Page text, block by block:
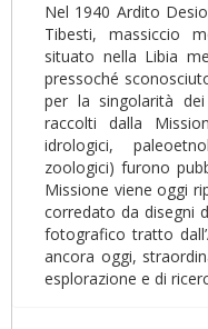
Nel 1940 Ardito
Tibesti, massiccio
situato nella Libia
pressoché
per la singolarità dei
raccolti dalla
idrologici,
zoologici) furono
Missione viene oggi
corredato da disegni
fotografico tratto
ancora oggi,
esplorazione e di